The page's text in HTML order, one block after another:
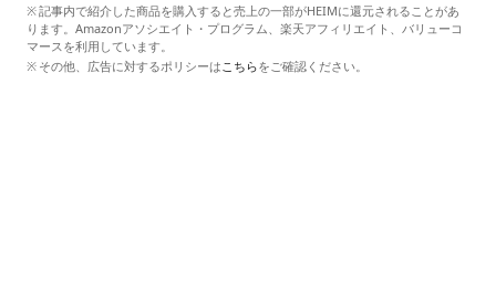
記事内で紹介した商品を購入すると売上の一部がHEIMに還元されることがあ
ります。Amazonアソシエイト・プログラム、楽天アフィリエイト、バリューコ
マースを利用しています。
その他、広告に対するポリシーはこちらをご確認ください。